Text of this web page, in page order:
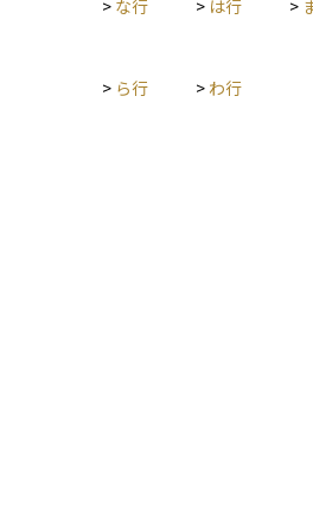
> な行 > は行 >
> ら行 > わ行